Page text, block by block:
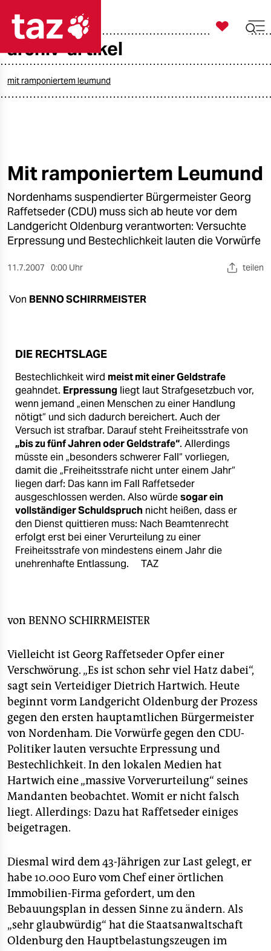
taz zahl ich
öko
gesellschaft
kultur
sport
berlin
nord
verlag
verlag
veranstaltungen
shop
fragen & hilfe
unterstützen
abo
genossenschaft
epaper login

taz zahl ich
archiv-artikel
mit ramponiertem leumund
Mit ramponiertem Leumund
Nordenhams suspendierter Bürgermeister Georg
Raffetseder (CDU) muss sich ab heute vor dem
Landgericht Oldenburg verantworten: Versuchte
Erpressung und Bestechlichkeit lauten die Vorwürfe
11.7.2007 0:00 Uhr teilen
Von BENNO SCHIRRMEISTER
DIE RECHTSLAGE
Bestechlichkeit wird meist mit einer Geldstrafe
geahndet. Erpressung liegt laut Strafgesetzbuch vor,
wenn jemand „einen Menschen zu einer Handlung
nötigt“ und sich dadurch bereichert. Auch der
Versuch ist strafbar. Darauf steht Freiheitsstrafe von
„bis zu fünf Jahren oder Geldstrafe“. Allerdings
müsste ein „besonders schwerer Fall“ vorliegen,
damit die „Freiheitsstrafe nicht unter einem Jahr“
liegen darf: Das kann im Fall Raffetseder
ausgeschlossen werden. Also würdesogar ein
vollständiger Schuldspruch nicht heißen, dass er
den Dienst quittieren muss: Nach Beamtenrecht
erfolgt erst bei einer Verurteilung zu einer
Freiheitsstrafe von mindestens einem Jahr die
unehrenhafte Entlassung. TAZ
von BENNO SCHIRRMEISTER
Vielleicht ist Georg Raffetseder Opfer einer
Verschwörung. „Es ist schon sehr viel Hatz dabei“,
sagt sein Verteidiger Dietrich Hartwich. Heute
beginnt vorm Landgericht Oldenburg der Prozess
gegen den ersten hauptamtlichen Bürgermeister
von Nordenham. Die Vorwürfe gegen den CDU-
Politiker lauten versuchte Erpressung und
Bestechlichkeit. In den lokalen Medien hat
Hartwich eine „massive Vorverurteilung“ seines
Mandanten beobachtet. Womit er nicht falsch
liegt. Allerdings: Dazu hat Raffetseder einiges
beigetragen.
Diesmal wird dem 43-Jährigen zur Last gelegt, er
habe 10.000 Euro vom Chef einer örtlichen
Immobilien-Firma gefordert, um den
Bebauungsplan in dessen Sinne zu ändern. Als
„sehr glaubwürdig“ hat die Staatsanwaltschaft
Oldenburg den Hauptbelastungszeugen im